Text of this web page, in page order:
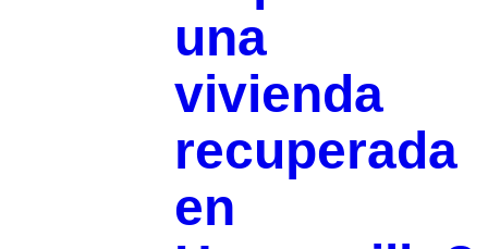
una
vivienda
recuperada
en